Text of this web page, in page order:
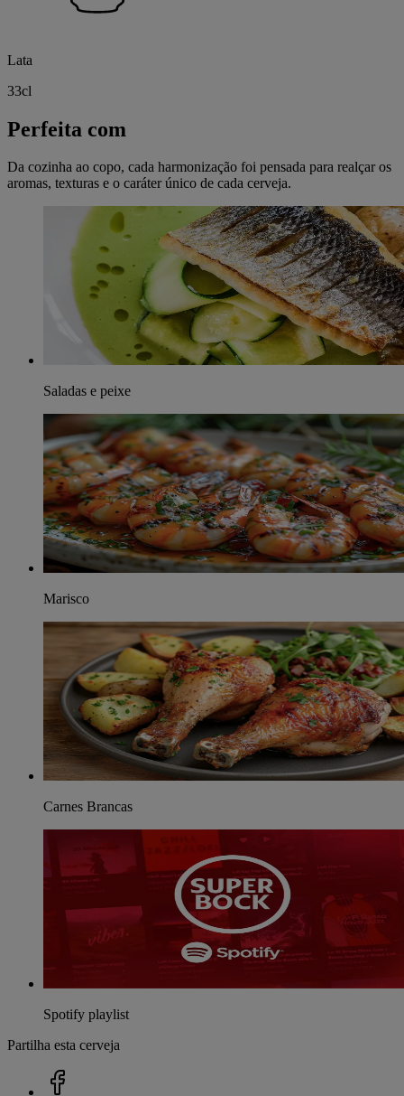
Lata
33cl
Perfeita com
Da cozinha ao copo, cada harmonização foi pensada para realçar os
aromas, texturas e o caráter único de cada cerveja.
Saladas e peixe
Marisco
Carnes Brancas
Spotify playlist
Partilha esta cerveja